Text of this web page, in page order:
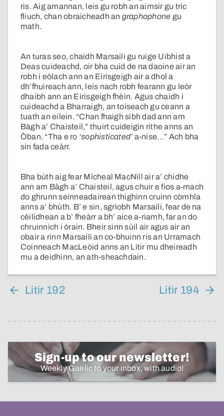
ris. Aig amannan, leis gu robh an aimsir gu tric
fliuch, chan obraicheadh an graphophone gu
math.
An turas seo, chaidh Marsaili gu ruige Uibhist a
Deas cuideachd, oir bha cuid de na daoine air an
robh i eòlach ann an Eirisgeigh air a dhol a
dh’fhuireach ann, leis nach robh fearann gu leòr
dhaibh ann an Eirisgeigh fhèin. Agus chaidh i
cuideachd a Bharraigh, an toiseach gu ceann a
tuath an eilein. “Chan fhaigh sibh dad ann am
Bàgh a’ Chaisteil,” thuirt cuideigin rithe anns an
Òban. “Tha e ro ‘sophisticated’ a-nise…” Ach bha
sin fada ceàrr.
Bha bùth aig fear Mìcheal MacNìll air a’ chidhe
ann am Bàgh a’ Chaisteil, agus chuir e fios a-mach
do ghrunn seinneadairean thighinn cruinn còmhla
anns a’ bhùth. B’ e sin, sgrìobh Marsaili, fear de na
cèilidhean a b’ fheàrr a bh’ aice a-riamh, far an do
chruinnich i òrain. Bheir sinn sùil air agus air an
obair a rinn Marsaili an co-bhuinn ris an Urramach
Coinneach MacLeòid anns an Litir mu dheireadh
mu a deidhinn, an ath-sheachdain.
Litir 192 Litir 194
Sign-up to our newsletter!
Weekly Gaelic to your inbox, with audio!